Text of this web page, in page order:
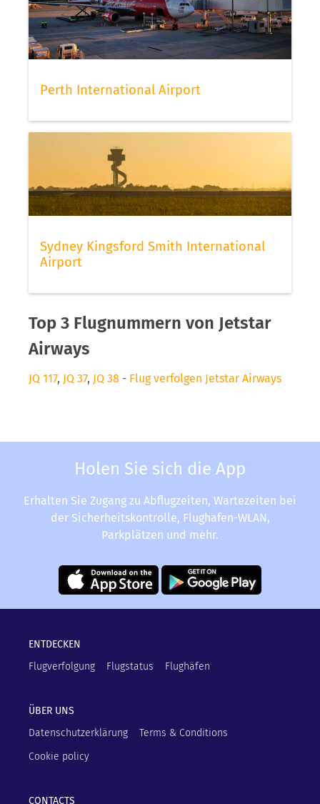
Perth International Airport
Sydney Kingsford Smith International
Airport
Top 3 Flugnummern von Jetstar
Airways
JQ 117, JQ 37, JQ 38 - Flug verfolgen Jetstar Airways
Holen Sie sich die App
Erhalten Sie Zugang zu Abflugzeiten, Wartezeiten bei
der Sicherheitskontrolle, Flughafen-WLAN,
Parkplätzen und mehr.
ENTDECKEN
Flugverfolgung
Flugstatus Flughäfen
ÜBER UNS
Datenschutzerklärung
Terms & Conditions
Cookie policy
CONTACTS